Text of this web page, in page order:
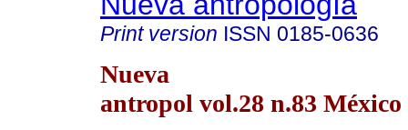
Print version ISSN 0185-0636
Nueva
antropol vol.28 n.83 México